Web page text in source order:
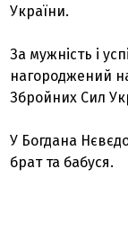
України.
За мужність і
нагороджений
Збройних Сил
У Богдана
брат та бабуся.